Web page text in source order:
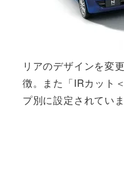
リアのデザインを変
徴。また「IRカット
プ別に設定されていま